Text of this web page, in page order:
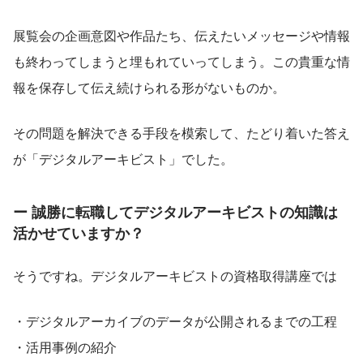
展覧会の企画意図や作品たち、伝えたいメッセージや情報
も終わってしまうと埋もれていってしまう。この貴重な情
報を保存して伝え続けられる形がないものか。
その問題を解決できる手段を模索して、たどり着いた答え
が「デジタルアーキビスト」でした。
ー 誠勝に転職してデジタルアーキビストの知識は
活かせていますか？
そうですね。デジタルアーキビストの資格取得講座では
・デジタルアーカイブのデータが公開されるまでの工程
・活用事例の紹介